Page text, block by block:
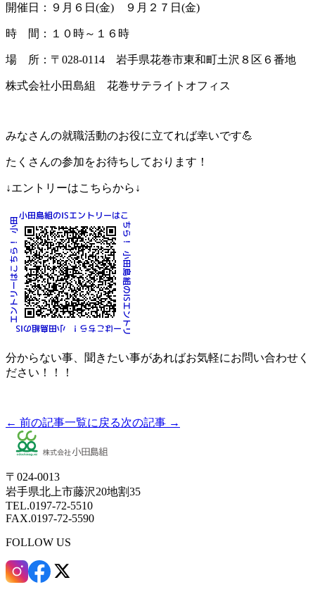
開催日：９月６日(金) ９月２７日(金)
時 間：１０時～１６時
場 所：〒028-0114 岩手県花巻市東和町土沢８区６番地
株式会社小田島組 花巻サテライトオフィス
みなさんの就職活動のお役に立てれば幸いです💪
たくさんの参加をお待ちしております！
↓エントリーはこちらから↓
分からない事、聞きたい事があればお気軽にお問い合わせく
ださい！！！
← 前の記事一覧に戻る次の記事 →
〒024-0013
岩手県北上市藤沢20地割35
TEL.0197-72-5510
FAX.0197-72-5590
FOLLOW US